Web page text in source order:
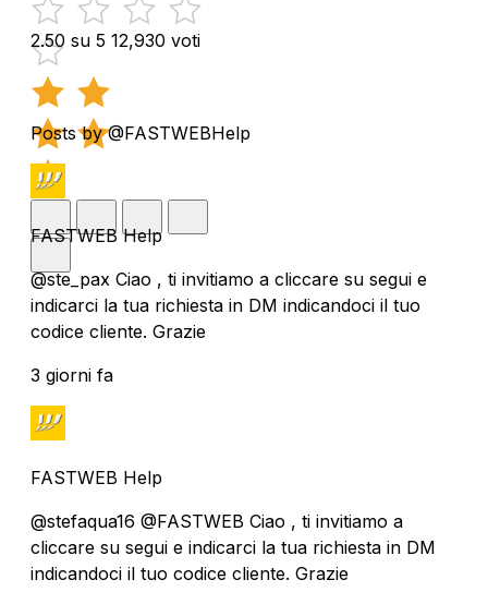
2.50 su 5 12,930 voti
Posts by @FASTWEBHelp
FASTWEB Help
@ste_pax Ciao , ti invitiamo a cliccare su segui e
indicarci la tua richiesta in DM indicandoci il tuo
codice cliente. Grazie
3 giorni fa
FASTWEB Help
@stefaqua16 @FASTWEB Ciao , ti invitiamo a
cliccare su segui e indicarci la tua richiesta in DM
indicandoci il tuo codice cliente. Grazie